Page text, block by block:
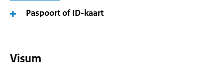
Paspoort of ID-kaart
Visum